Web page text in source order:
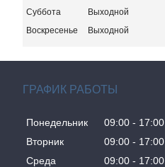
Суббота
Выходной
Воскресенье
Выходной
ГРАФИК РАБОТЫ
Понедельник 09:00
17:00
Вторник
09:00
17:00
Среда
09:00 17:00